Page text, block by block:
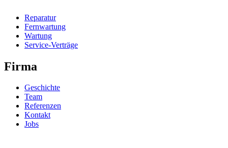
Reparatur
Fernwartung
Wartung
Service-Verträge
Firma
Geschichte
Team
Referenzen
Kontakt
Jobs